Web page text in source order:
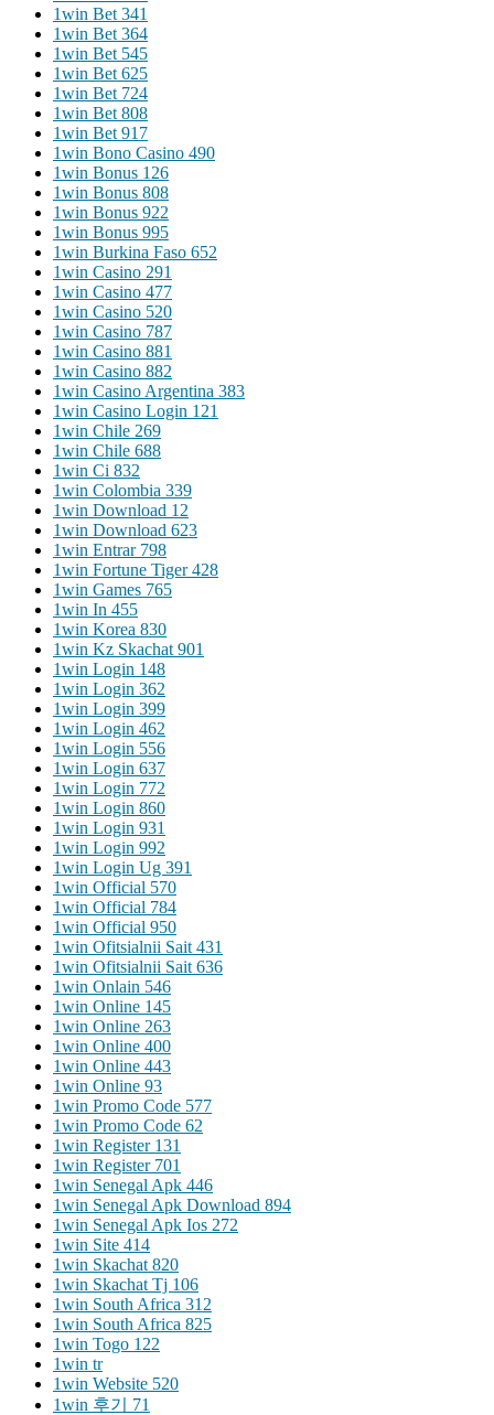
1win Bet 341
1win Bet 364
1win Bet 545
1win Bet 625
1win Bet 724
1win Bet 808
1win Bet 917
1win Bono Casino 490
1win Bonus 126
1win Bonus 808
1win Bonus 922
1win Bonus 995
1win Burkina Faso 652
1win Casino 291
1win Casino 477
1win Casino 520
1win Casino 787
1win Casino 881
1win Casino 882
1win Casino Argentina 383
1win Casino Login 121
1win Chile 269
1win Chile 688
1win Ci 832
1win Colombia 339
1win Download 12
1win Download 623
1win Entrar 798
1win Fortune Tiger 428
1win Games 765
1win In 455
1win Korea 830
1win Kz Skachat 901
1win Login 148
1win Login 362
1win Login 399
1win Login 462
1win Login 556
1win Login 637
1win Login 772
1win Login 860
1win Login 931
1win Login 992
1win Login Ug 391
1win Official 570
1win Official 784
1win Official 950
1win Ofitsialnii Sait 431
1win Ofitsialnii Sait 636
1win Onlain 546
1win Online 145
1win Online 263
1win Online 400
1win Online 443
1win Online 93
1win Promo Code 577
1win Promo Code 62
1win Register 131
1win Register 701
1win Senegal Apk 446
1win Senegal Apk Download 894
1win Senegal Apk Ios 272
1win Site 414
1win Skachat 820
1win Skachat Tj 106
1win South Africa 312
1win South Africa 825
1win Togo 122
1win tr
1win Website 520
1win 후기 71